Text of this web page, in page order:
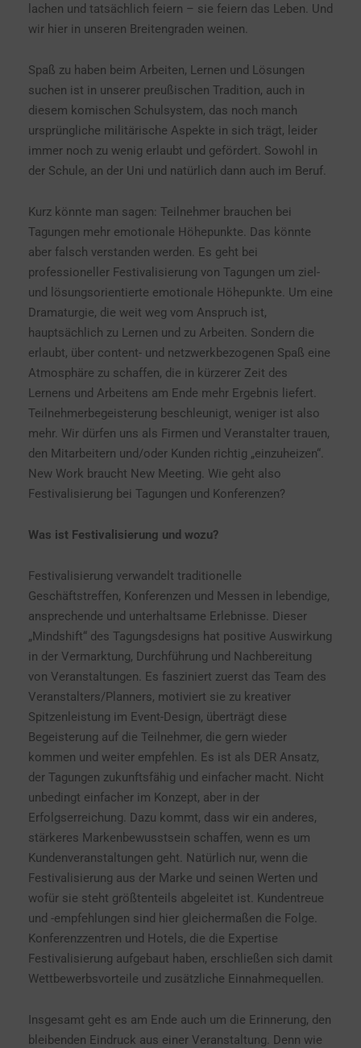
lachen und tatsächlich feiern – sie feiern das Leben. Und
wir hier in unseren Breitengraden weinen.
Spaß zu haben beim Arbeiten, Lernen und Lösungen
suchen ist in unserer preußischen Tradition, auch in
diesem komischen Schulsystem, das noch manch
ursprüngliche militärische Aspekte in sich trägt, leider
immer noch zu wenig erlaubt und gefördert. Sowohl in
der Schule, an der Uni und natürlich dann auch im Beruf.
Kurz könnte man sagen: Teilnehmer brauchen bei
Tagungen mehr emotionale Höhepunkte. Das könnte
aber falsch verstanden werden. Es geht bei
professioneller Festivalisierung von Tagungen um ziel-
und lösungsorientierte emotionale Höhepunkte. Um eine
Dramaturgie, die weit weg vom Anspruch ist,
hauptsächlich zu Lernen und zu Arbeiten. Sondern die
erlaubt, über content- und netzwerkbezogenen Spaß eine
Atmosphäre zu schaffen, die in kürzerer Zeit des
Lernens und Arbeitens am Ende mehr Ergebnis liefert.
Teilnehmerbegeisterung beschleunigt, weniger ist also
mehr. Wir dürfen uns als Firmen und Veranstalter trauen,
den Mitarbeitern und/oder Kunden richtig „einzuheizen“.
New Work braucht New Meeting. Wie geht also
Festivalisierung bei Tagungen und Konferenzen?
Was ist Festivalisierung und wozu?
Festivalisierung verwandelt traditionelle
Geschäftstreffen, Konferenzen und Messen in lebendige,
ansprechende und unterhaltsame Erlebnisse. Dieser
„Mindshift“ des Tagungsdesigns hat positive Auswirkung
in der Vermarktung, Durchführung und Nachbereitung
von Veranstaltungen. Es fasziniert zuerst das Team des
Veranstalters/Planners, motiviert sie zu kreativer
Spitzenleistung im Event-Design, überträgt diese
Begeisterung auf die Teilnehmer, die gern wieder
kommen und weiter empfehlen. Es ist als DER Ansatz,
der Tagungen zukunftsfähig und einfacher macht. Nicht
unbedingt einfacher im Konzept, aber in der
Erfolgserreichung. Dazu kommt, dass wir ein anderes,
stärkeres Markenbewusstsein schaffen, wenn es um
Kundenveranstaltungen geht. Natürlich nur, wenn die
Festivalisierung aus der Marke und seinen Werten und
wofür sie steht größtenteils abgeleitet ist. Kundentreue
und -empfehlungen sind hier gleichermaßen die Folge.
Konferenzzentren und Hotels, die die Expertise
Festivalisierung aufgebaut haben, erschließen sich damit
Wettbewerbsvorteile und zusätzliche Einnahmequellen.
Insgesamt geht es am Ende auch um die Erinnerung, den
bleibenden Eindruck aus einer Veranstaltung. Denn wie